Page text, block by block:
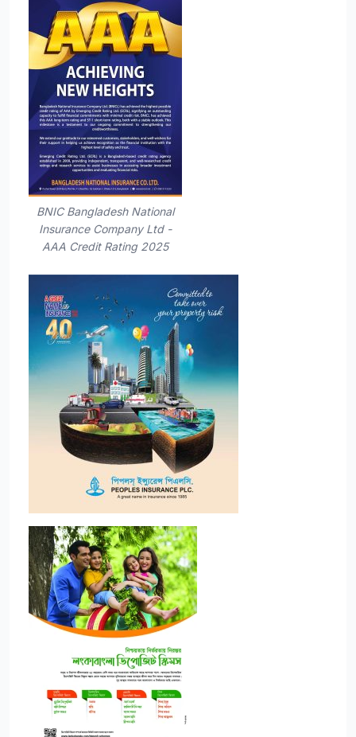
BNIC Bangladesh National
Insurance Company Ltd -
AAA Credit Rating 2025